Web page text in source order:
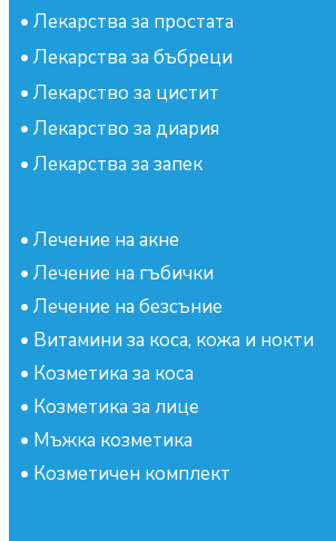
• Лекарства за простата
• Лекарства за бъбреци
• Лекарство за цистит
• Лекарство за диария
• Лекарства за запек
• Лечение на акне
• Лечение на гъбички
• Лечение на безсъние
• Витамини за коса, кожа и нокти
• Козметика за коса
• Козметика за лице
• Мъжка козметика
• Козметичен комплект